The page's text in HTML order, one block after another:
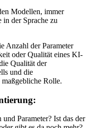
Modellen, immer
in der Sprache zu
Anzahl der Parameter
oder Qualität eines KI-
Qualität der
und die
Rolle.
Parameter? Ist das der